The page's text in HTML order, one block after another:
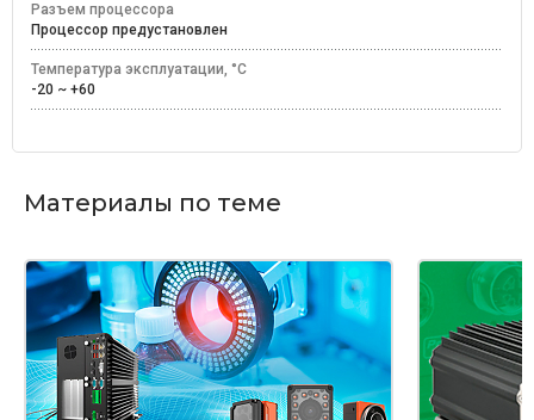
Разъем процессора
Процессор предустановлен
Температура эксплуатации, °C
-20 ~ +60
Материалы по теме